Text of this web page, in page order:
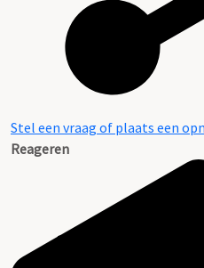
Stel een vraag of plaats een
Reageren